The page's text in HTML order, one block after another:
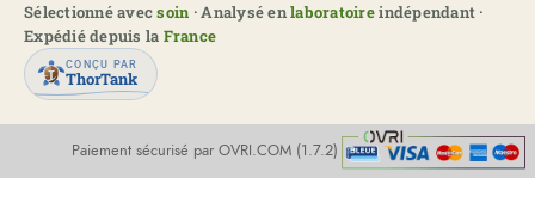
Sélectionné avecsoin · Analysé enlaboratoireindépendant ·
Expédié depuis la France
CONÇU PAR
ThorTank
Paiement sécurisé par OVRI.COM (1.7.2)